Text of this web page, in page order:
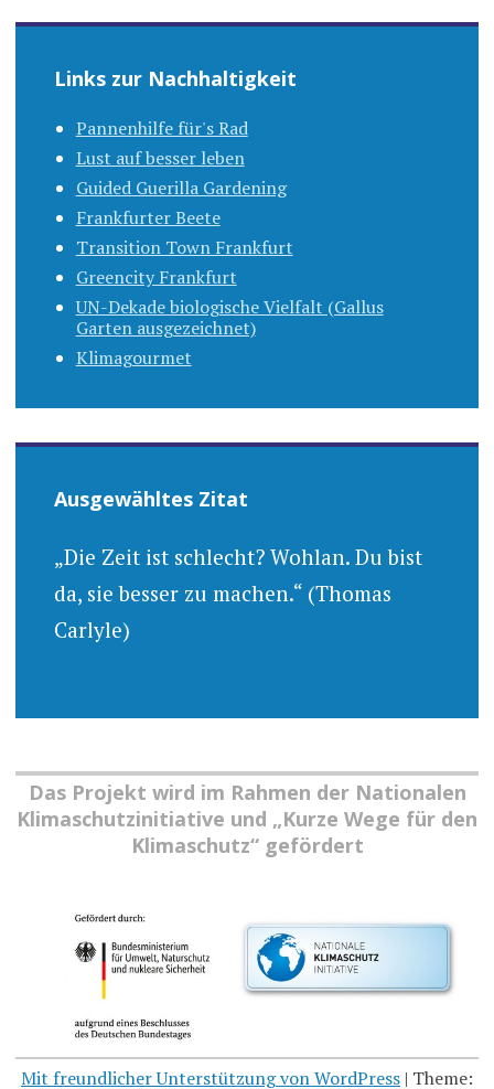
Links zur Nachhaltigkeit
Pannenhilfe für's Rad
Lust auf besser leben
Guided Guerilla Gardening
Frankfurter Beete
Transition Town Frankfurt
Greencity Frankfurt
UN-Dekade biologische Vielfalt (Gallus
Garten ausgezeichnet)
Klimagourmet
Ausgewähltes Zitat
„Die Zeit ist schlecht? Wohlan. Du bist
da, sie besser zu machen.“ (Thomas
Carlyle)
Das Projekt wird im Rahmen der Nationalen
Klimaschutzinitiative und „Kurze Wege für den
Klimaschutz“ gefördert
Mit freundlicher Unterstützung von WordPress | Theme: